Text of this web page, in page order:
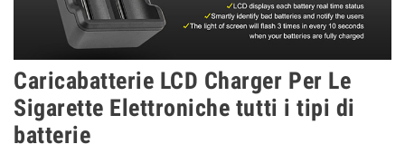
Caricabatterie LCD Charger Per Le
Sigarette Elettroniche tutti i tipi di
batterie